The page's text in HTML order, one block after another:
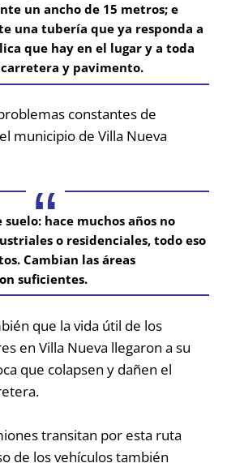
un ancho de 15 metros; e
una tubería que ya responda a
que hay en el lugar y a toda
y pavimento.
constantes de
municipio de Villa Nueva
suelo: hace muchos años no
o residenciales, todo eso
Cambian las áreas
suficientes.
que la vida útil de los
en Villa Nueva llegaron a su
que colapsen y dañen el
transitan por esta ruta
de los vehículos también